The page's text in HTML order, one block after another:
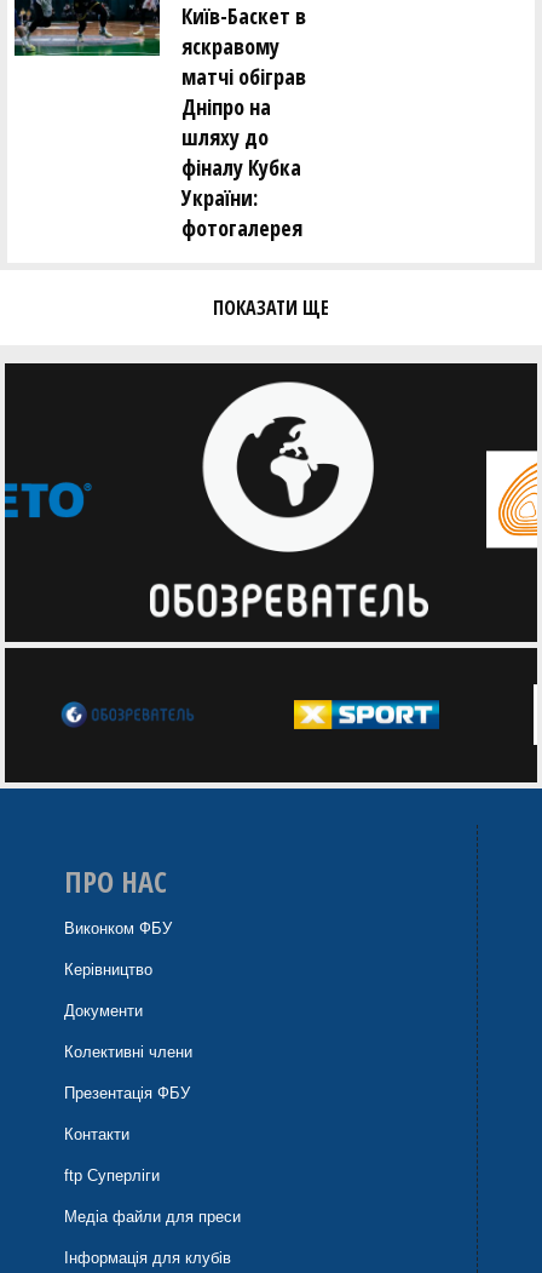
Київ-Баскет в
яскравому
матчі обіграв
Дніпро на
шляху до
фіналу Кубка
України:
фотогалерея
ПОКАЗАТИ ЩЕ
ПРО НАС
Виконком ФБУ
Керівництво
Документи
Колективні члени
Презентація ФБУ
Контакти
ftp Суперліги
Медіа файли для преси
Інформація для клубів